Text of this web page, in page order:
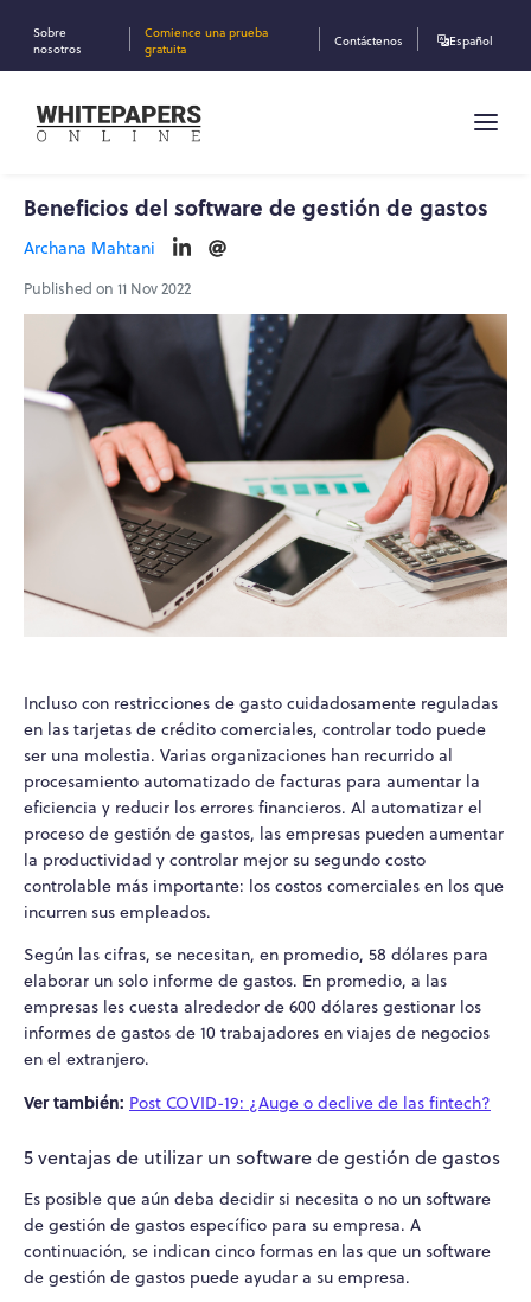
Sobre
nosotros
Comience una prueba
gratuita
Contáctenos Español
Beneficios del software de gestión de gastos
Archana Mahtani
Published on 11 Nov 2022
Incluso con restricciones de gasto cuidadosamente reguladas
en las tarjetas de crédito comerciales, controlar todo puede
ser una molestia. Varias organizaciones han recurrido al
procesamiento automatizado de facturas para aumentar la
eficiencia y reducir los errores financieros. Al automatizar el
proceso de gestión de gastos, las empresas pueden aumentar
la productividad y controlar mejor su segundo costo
controlable más importante: los costos comerciales en los que
incurren sus empleados.
Según las cifras, se necesitan, en promedio, 58 dólares para
elaborar un solo informe de gastos. En promedio, a las
empresas les cuesta alrededor de 600 dólares gestionar los
informes de gastos de 10 trabajadores en viajes de negocios
en el extranjero.
Ver también: Post COVID-19: ¿Auge o declive de las fintech?
5 ventajas de utilizar un software de gestión de gastos
Es posible que aún deba decidir si necesita o no un software
de gestión de gastos específico para su empresa. A
continuación, se indican cinco formas en las que un software
de gestión de gastos puede ayudar a su empresa.